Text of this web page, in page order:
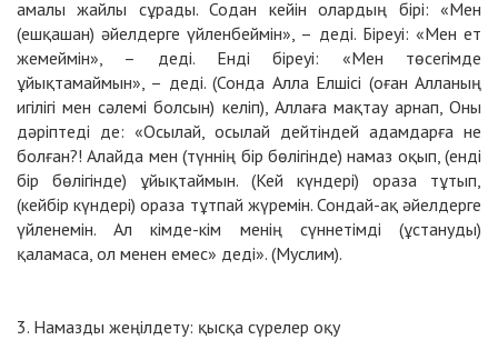
амалы жайлы сұрады. Содан кейін олардың бірі: «Мен
(ешқашан) әйелдерге үйленбеймін», – деді. Біреуі: «Мен ет
жемеймін», – деді. Енді біреуі: «Мен төсегімде
ұйықтамаймын», – деді. (Сонда Алла Елшісі (оған Алланың
игілігі мен сәлемі болсын) келіп), Аллаға мақтау арнап, Оны
дәріптеді де: «Осылай, осылай дейтіндей адамдарға не
болған?! Алайда мен (түннің бір бөлігінде) намаз оқып, (енді
бір бөлігінде) ұйықтаймын. (Кей күндері) ораза тұтып,
(кейбір күндері) ораза тұтпай жүремін. Сондай-ақ әйелдерге
үйленемін. Ал кімде-кім менің сүннетімді (ұстануды)
қаламаса, ол менен емес» деді». (Муслим).
3. Намазды жеңілдету: қысқа сүрелер оқу